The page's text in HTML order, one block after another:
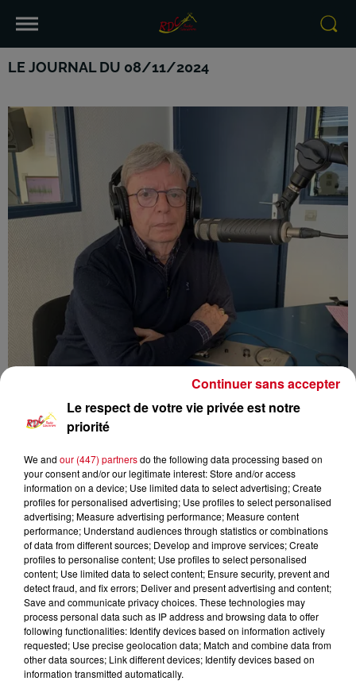
LE JOURNAL DU 08/11/2024
RDC infos locales
RDC RADIO COUSERANS
Les Infos Locales
0:00 8 min 44 sec
Le respect de votre vie privée est notre
priorité
We and our (447) partnersdo the following data processing based on
your consent and/or our legitimate interest: Store and/or access
information on a device; Use limited data to select advertising; Create
profiles for personalised advertising; Use profiles to select personalised
advertising; Measure advertising performance; Measure content
performance; Understand audiences through statistics or combinations
of data from different sources; Develop and improve services; Create
profiles to personalise content; Use profiles to select personalised
content; Use limited data to select content; Ensure security, prevent and
detect fraud, and fix errors; Deliver and present advertising and content;
Save and communicate privacy choices. These technologies may
process personal data such as IP address and browsing data to offer
following functionalities: Identify devices based on information actively
requested; Use precise geolocation data; Match and combine data from
other data sources; Link different devices; Identify devices based on
information transmitted automatically.
Continuer sans accepter